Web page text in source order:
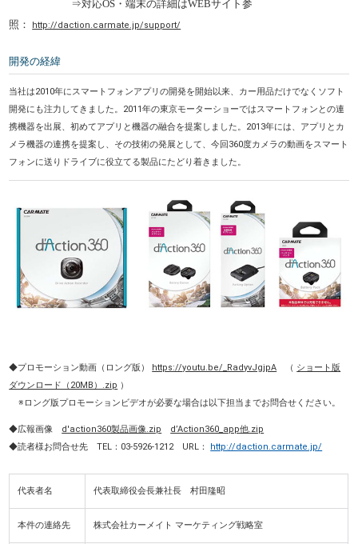
⇒対応OS・端末の詳細はWEBサイト参
照：
http://daction.carmate.jp/support/
開発の経緯
当社は2010年にスマートフォンアプリの開発を開始以来、カー用品だけでなくソフト
開発にも注力してきました。2011年の東京モーターショーではスマートフォンとの連
携機器を出展、初めてアプリと機器の融合を提案しました。2013年には、アプリとカ
メラ機器の連携を提案し、その技術の発展として、今回360度カメラの動画をスマート
フォンに送りドライブに役立てる製品にたどり着きました。
◆プロモーション動画（ロング版） https://youtu.be/_RadyvJgjpA （ ショート版
ダウンロード（20MB）.zip ）
※ロング版プロモーションビデオが必要な場合は以下担当までお問合せください。
◆広報画像 d'action360製品画像.zip
d’Action360_app他.zip
◆読者様お問合せ先 TEL：03-5926-1212 URL： http://daction.carmate.jp/
代表者名 代表取締役会長兼社長 村田隆昭
本件の連絡先 株式会社カーメイト マーケティング戦略室